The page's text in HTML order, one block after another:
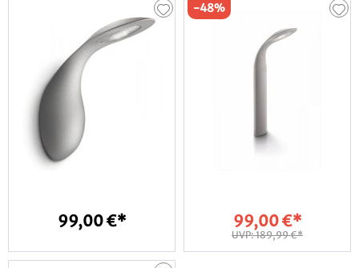
99,00 €*
-48%
99,00 €*
UVP: 189,99 €*